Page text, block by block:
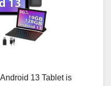
13 Tablet is